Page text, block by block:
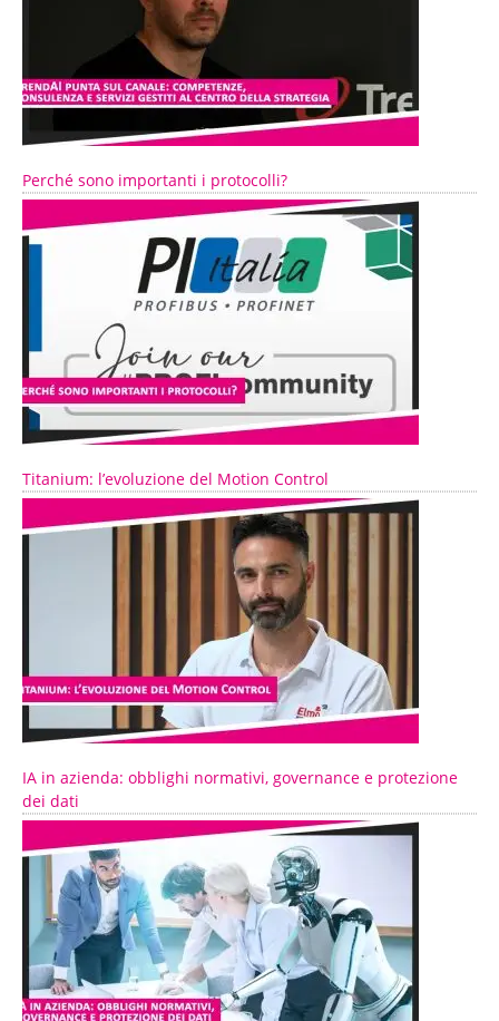
Perché sono importanti i protocolli?
Titanium: l’evoluzione del Motion Control
IA in azienda: obblighi normativi, governance e protezione
dei dati